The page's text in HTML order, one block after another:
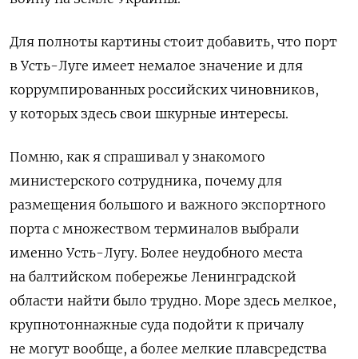
Для полноты картины стоит добавить, что порт
в Усть-Луге имеет немалое значение и для
коррумпированных российских чиновников,
у которых здесь свои шкурные интересы.
Помню, как я спрашивал у знакомого
министерского сотрудника, почему для
размещения большого и важного экспортного
порта с множеством терминалов выбрали
именно Усть-Лугу. Более неудобного места
на балтийском побережье Ленинградской
области найти было трудно. Море здесь мелкое,
крупнотоннажные суда подойти к причалу
не могут вообще, а более мелкие плавсредства